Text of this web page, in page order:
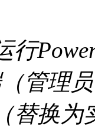
行
管理
替换为